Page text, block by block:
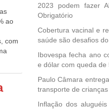
que
da
O
o
ao
com
2023 podem fazer
Obrigatório
Cobertura vacinal e
saúde são desafios
Ibovespa fecha ano
e dólar com queda de
Paulo Câmara
transporte de
Inflação dos